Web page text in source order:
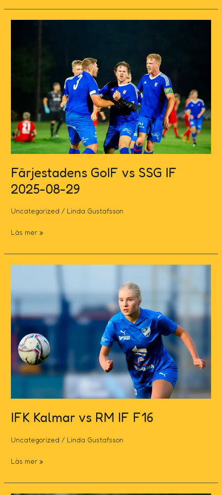
Färjestadens GoIF vs SSG IF
2025-08-29
Uncategorized / Linda Gustafsson
Läs mer »
IFK Kalmar vs RM IF F16
Uncategorized / Linda Gustafsson
vs
IF
F16
Läs mer »